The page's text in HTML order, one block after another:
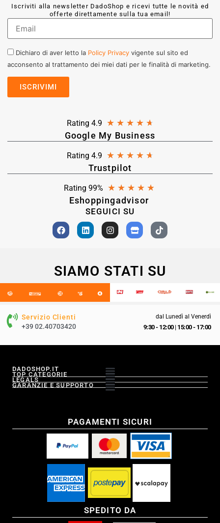
Iscriviti alla newsletter DadoShop e ricevi tutte le novità ed
offerte direttamente sulla tua email!
Dichiaro di aver letto la Policy Privacy vigente sul sito ed
acconsento al trattamento dei miei dati per le finalità di marketing.
Rating 4.9 ★ ★ ★ ★ ★
Google My Business
Rating 4.9 ★ ★ ★ ★ ★
Trustpilot
Rating 99% ★ ★ ★ ★ ★
Eshoppingadvisor
SEGUICI SU
SIAMO STATI SU
Servizio Clienti
+39 02.40703420
dal Lunedì al Venerdì
9:30 - 12:00| 15:00 - 17:00
DADOSHOP.IT
TOP CATEGORIE
LEGALS
GARANZIE E SUPPORTO
PAGAMENTI SICURI
SPEDITO DA